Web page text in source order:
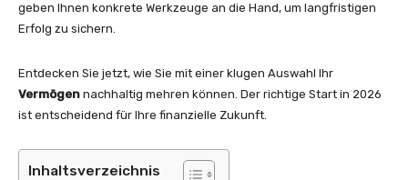
geben Ihnen konkrete Werkzeuge an die Hand, um langfristigen
Erfolg zu sichern.
Entdecken Sie jetzt, wie Sie mit einer klugen Auswahl Ihr
Vermögen nachhaltig mehren können. Der richtige Start in 2026
ist entscheidend für Ihre finanzielle Zukunft.
Inhaltsverzeichnis